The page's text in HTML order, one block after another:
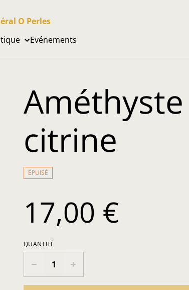
O Perles
Evénements
citrine
ÉPUISÉ
17,00 €
QUANTITÉ